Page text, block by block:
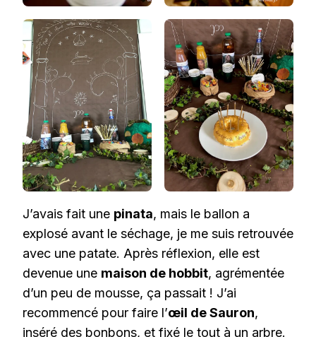
J’avais fait une pinata, mais le ballon a
explosé avant le séchage, je me suis retrouvée
avec une patate. Après réflexion, elle est
devenue une maison de hobbit, agrémentée
d’un peu de mousse, ça passait ! J’ai
recommencé pour faire l’œil de Sauron,
inséré des bonbons, et fixé le tout à un arbre.